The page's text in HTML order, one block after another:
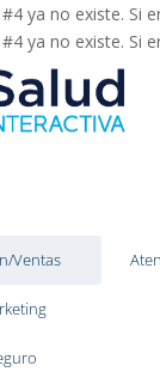
ya no existe. Si
ya no existe. Si
Ventas